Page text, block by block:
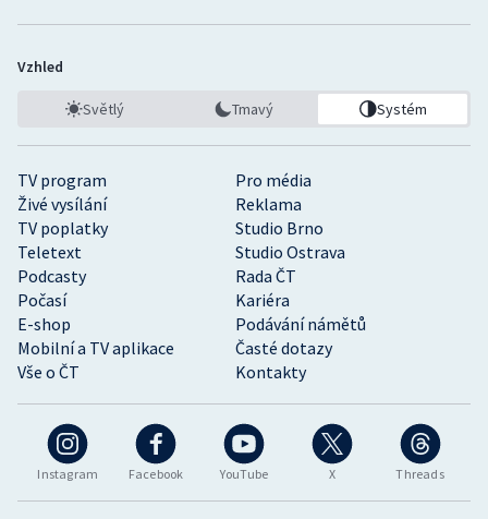
Instagram Facebook YouTube X Threads
TV program
Pro média
Živé vysílání
Reklama
TV poplatky
Studio Brno
Teletext
Studio Ostrava
Podcasty
Rada ČT
Počasí
Kariéra
E-shop
Podávání námětů
Mobilní a TV aplikace
Časté dotazy
Vše o ČT
Kontakty
Vzhled
Světlý Tmavý Systém